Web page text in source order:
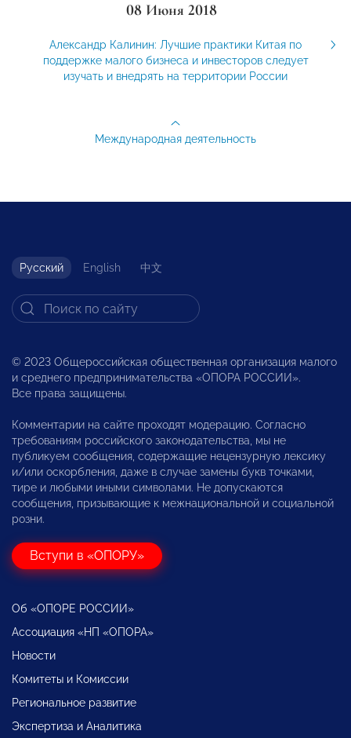
08 Июня 2018
Александр Калинин: Лучшие практики Китая по
поддержке малого бизнеса и инвесторов следует
изучать и внедрять на территории России
Международная деятельность
Русский English 中文
© 2023 Общероссийская общественная организация малого
и среднего предпринимательства «ОПОРА РОССИИ».
Все права защищены.
Комментарии на сайте проходят модерацию. Согласно
требованиям российского законодательства, мы не
публикуем сообщения, содержащие нецензурную лексику
и/или оскорбления, даже в случае замены букв точками,
тире и любыми иными символами. Не допускаются
сообщения, призывающие к межнациональной и социальной
розни.
Вступи в «ОПОРУ»
Об «ОПОРЕ РОССИИ»
Ассоциация «НП «ОПОРА»
Новости
Комитеты и Комиссии
Региональное развитие
Экспертиза и Аналитика